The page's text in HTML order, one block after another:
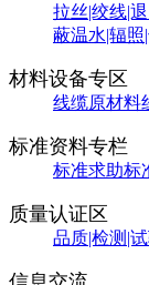
拉丝|绞线|
蔽温水|辐照
材料设备专区
线缆原材料
标准资料专栏
标准求助标
质量认证区
品质|检测|